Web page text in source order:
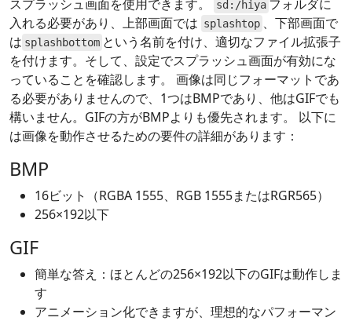
スプラッシュ画面を使用できます。
sd:/hiya フォルダに
入れる必要があり、上部画面では splashtop 、下部画面で
は splashbottom という名前を付け、適切なファイル拡張子
を付けます。そして、設定でスプラッシュ画面が有効にな
っていることを確認します。 画像は同じフォーマットであ
る必要がありませんので、1つはBMPであり、他はGIFでも
構いません。GIFの方がBMPよりも優先されます。 以下に
は画像を動作させるための要件の詳細があります：
BMP
16ビット（RGBA 1555、RGB 1555またはRGR565）
256×192以下
GIF
簡単な答え：ほとんどの256×192以下のGIFは動作しま
す
アニメーション化できますが、理想的なパフォーマン